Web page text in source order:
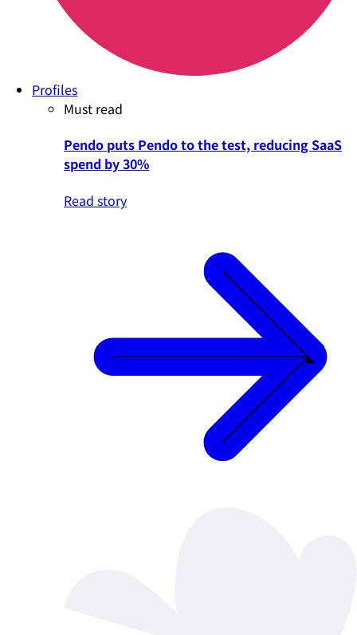
Profiles
Must read
Pendo puts Pendo to the test, reducing SaaS
spend by 30%
Read story